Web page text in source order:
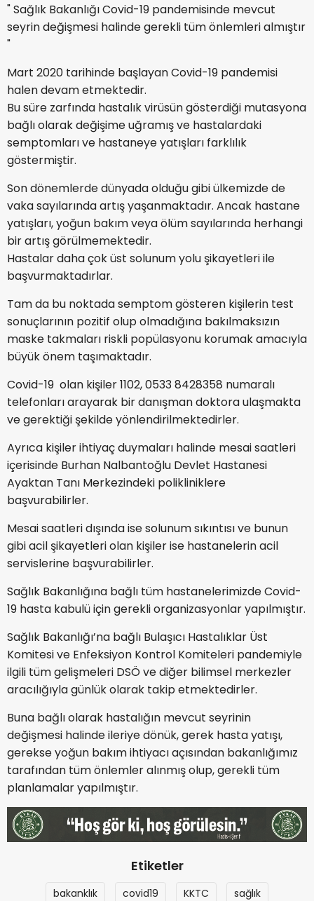
" Sağlık Bakanlığı Covid-19 pandemisinde mevcut
seyrin değişmesi halinde gerekli tüm önlemleri almıştır
"
Mart 2020 tarihinde başlayan Covid-19 pandemisi
halen devam etmektedir.
Bu süre zarfında hastalık virüsün gösterdiği mutasyona
bağlı olarak değişime uğramış ve hastalardaki
semptomları ve hastaneye yatışları farklılık
göstermiştir.
Son dönemlerde dünyada olduğu gibi ülkemizde de
vaka sayılarında artış yaşanmaktadır. Ancak hastane
yatışları, yoğun bakım veya ölüm sayılarında herhangi
bir artış görülmemektedir.
Hastalar daha çok üst solunum yolu şikayetleri ile
başvurmaktadırlar.
Tam da bu noktada semptom gösteren kişilerin test
sonuçlarının pozitif olup olmadığına bakılmaksızın
maske takmaları riskli popülasyonu korumak amacıyla
büyük önem taşımaktadır.
Covid-19 olan kişiler 1102, 0533 8428358 numaralı
telefonları arayarak bir danışman doktora ulaşmakta
ve gerektiği şekilde yönlendirilmektedirler.
Ayrıca kişiler ihtiyaç duymaları halinde mesai saatleri
içerisinde Burhan Nalbantoğlu Devlet Hastanesi
Ayaktan Tanı Merkezindeki polikliniklere
başvurabilirler.
Mesai saatleri dışında ise solunum sıkıntısı ve bunun
gibi acil şikayetleri olan kişiler ise hastanelerin acil
servislerine başvurabilirler.
Sağlık Bakanlığına bağlı tüm hastanelerimizde Covid-
19 hasta kabulü için gerekli organizasyonlar yapılmıştır.
Sağlık Bakanlığı’na bağlı Bulaşıcı Hastalıklar Üst
Komitesi ve Enfeksiyon Kontrol Komiteleri pandemiyle
ilgili tüm gelişmeleri DSÖ ve diğer bilimsel merkezler
aracılığıyla günlük olarak takip etmektedirler.
Buna bağlı olarak hastalığın mevcut seyrinin
değişmesi halinde ileriye dönük, gerek hasta yatışı,
gerekse yoğun bakım ihtiyacı açısından bakanlığımız
tarafından tüm önlemler alınmış olup, gerekli tüm
planlamalar yapılmıştır.
Etiketler
bakanklık covid19 KKTC sağlık